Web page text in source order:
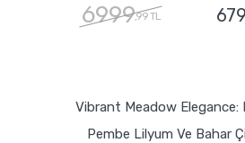
6999,99 TL
Vibrant Meadow Elegance:
Pembe Lilyum Ve Bahar